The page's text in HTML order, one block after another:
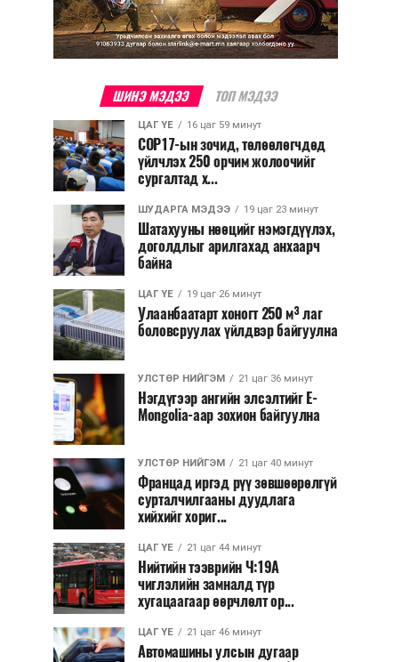
ШИНЭ МЭДЭЭ ТОП МЭДЭЭ
ЦАГ ҮЕ 16 цаг 59 минут
COP17-ын зочид, төлөөлөгчдөд
үйлчлэх 250 орчим жолоочийг
сургалтад х...
ШУДАРГА МЭДЭЭ 19 цаг 23 минут
Шатахууны нөөцийг нэмэгдүүлэх,
доголдлыг арилгахад анхаарч
байна
ЦАГ ҮЕ 19 цаг 26 минут
Улаанбаатарт хоногт 250 м³ лаг
боловсруулах үйлдвэр байгуулна
УЛСТӨР НИЙГЭМ 21 цаг 36 минут
Нэгдүгээр ангийн элсэлтийг E-
Mongolia-аар зохион байгуулна
УЛСТӨР НИЙГЭМ 21 цаг 40 минут
Францад иргэд рүү зөвшөөрөлгүй
сурталчилгааны дуудлага
хийхийг хориг...
ЦАГ ҮЕ 21 цаг 44 минут
Нийтийн тээврийн Ч:19А
чиглэлийн замналд түр
хугацаагаар өөрчлөлт ор...
ЦАГ ҮЕ 21 цаг 46 минут
Автомашины улсын дугаар